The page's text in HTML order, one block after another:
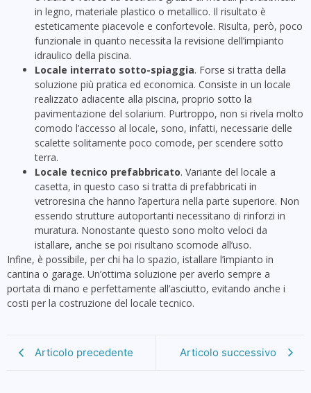
in legno, materiale plastico o metallico. Il risultato è
esteticamente piacevole e confortevole. Risulta, però, poco
funzionale in quanto necessita la revisione dell’impianto
idraulico della piscina.
Locale interrato sotto-spiaggia. Forse si tratta della
soluzione più pratica ed economica. Consiste in un locale
realizzato adiacente alla piscina, proprio sotto la
pavimentazione del solarium. Purtroppo, non si rivela molto
comodo l’accesso al locale, sono, infatti, necessarie delle
scalette solitamente poco comode, per scendere sotto
terra.
Locale tecnico prefabbricato. Variante del locale a
casetta, in questo caso si tratta di prefabbricati in
vetroresina che hanno l’apertura nella parte superiore. Non
essendo strutture autoportanti necessitano di rinforzi in
muratura. Nonostante questo sono molto veloci da
istallare, anche se poi risultano scomode all’uso.
Infine, è possibile, per chi ha lo spazio, istallare l’impianto in
cantina o garage. Un’ottima soluzione per averlo sempre a
portata di mano e perfettamente all’asciutto, evitando anche i
costi per la costruzione del locale tecnico.
Articolo precedente Articolo successivo